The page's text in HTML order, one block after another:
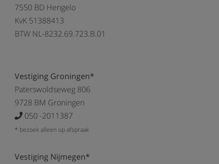
7550 BD Hengelo
KvK 51388413
BTW NL-8232.69.723.B.01
Vestiging Groningen*
Paterswoldseweg 806
9728 BM Groningen
050 -2011387
* bezoek alleen op afspraak
Vestiging Nijmegen*